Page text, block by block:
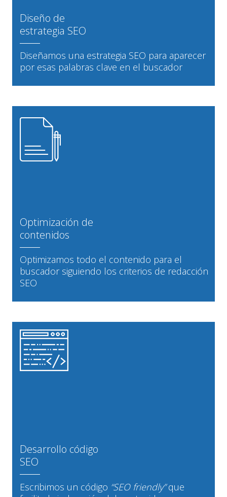
Diseño de
estrategia SEO
Diseñamos una estrategia SEO para aparecer
por esas palabras clave en el buscador
Optimización de
contenidos
Optimizamos todo el contenido para el
buscador siguiendo los criterios de redacción
SEO
Desarrollo código
SEO
Escribimos un código “SEO friendly”que